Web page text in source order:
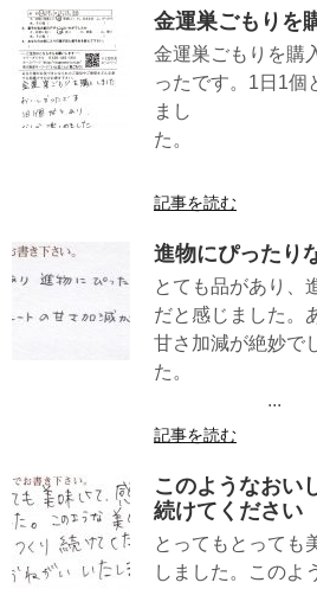
金運巣ごもりを
金運巣ごもりを購
ったです。1日1個
まし
記事を読む
進物にぴったり
とても品があり、
だと感じました。
甘さ加減が絶妙で
...
記事を読む
このようなおい
続けてください
とってもとっても
しました。このよ